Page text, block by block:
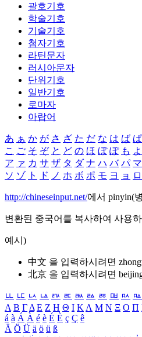
괄호기호
학술기호
기술기호
첨자기호
라틴문자
러시아문자
단위기호
일반기호
로마자
아랍어
あ ぁ か が さ ざ た だ な は ば ぱ
こ ご そ ぞ と ど の ほ ぼ ぽ も よ
ア ァ カ サ ザ タ ダ ナ ハ バ パ マ
ソ ゾ ト ド ノ ホ ボ ポ モ ヨ ョ ロ
http://chineseinput.net/에서 pinyin(
변환된 중국어를 복사하여 사용
예시)
中文 을 입력하시려면
北京 을 입력하시려면
ㅥ ㅦ ㅧ ㅨ ㅩ ㅪ ㅫ ㅬ ㅭ ㅮ ㅯ ㅰ
Α Β ΓΔ Ε Ζ Η Θ Ι ΚΛ Μ Ν Ξ Ο Π
á à Á À é è É È ç Ç ê
Ä Ö Ü ä ö ü ß